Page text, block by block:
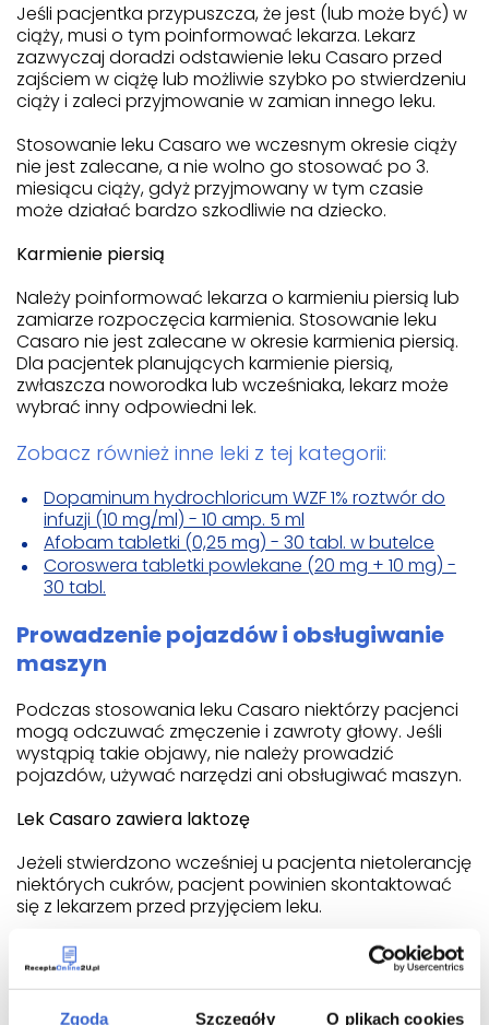
Zgoda Szczegóły O plikach cookies
Jeśli pacjentka przypuszcza, że jest (lub może być) w
ciąży, musi o tym poinformować lekarza. Lekarz
zazwyczaj doradzi odstawienie leku Casaro przed
zajściem w ciążę lub możliwie szybko po stwierdzeniu
ciąży i zaleci przyjmowanie w zamian innego leku.
Stosowanie leku Casaro we wczesnym okresie ciąży
nie jest zalecane, a nie wolno go stosować po 3.
miesiącu ciąży, gdyż przyjmowany w tym czasie
może działać bardzo szkodliwie na dziecko.
Karmienie piersią
Należy poinformować lekarza o karmieniu piersią lub
zamiarze rozpoczęcia karmienia. Stosowanie leku
Casaro nie jest zalecane w okresie karmienia piersią.
Dla pacjentek planujących karmienie piersią,
zwłaszcza noworodka lub wcześniaka, lekarz może
wybrać inny odpowiedni lek.
Zobacz również inne leki z tej kategorii:
Dopaminum hydrochloricum WZF 1% roztwór do
infuzji (10 mg/ml) - 10 amp. 5 ml
Afobam tabletki (0,25 mg) - 30 tabl. w butelce
Coroswera tabletki powlekane (20 mg + 10 mg) -
30 tabl.
Prowadzenie pojazdów i obsługiwanie
maszyn
Podczas stosowania leku Casaro niektórzy pacjenci
mogą odczuwać zmęczenie i zawroty głowy. Jeśli
wystąpią takie objawy, nie należy prowadzić
pojazdów, używać narzędzi ani obsługiwać maszyn.
Lek Casaro zawiera laktozę
Jeżeli stwierdzono wcześniej u pacjenta nietolerancję
niektórych cukrów, pacjent powinien skontaktować
się z lekarzem przed przyjęciem leku.
Lek Casaro zawiera sód
Ten lek zawiera mniej niż 1 mmol (23 mg) sodu na
tabletkę, to znaczy lek uznaje się za „wolny od sodu”.